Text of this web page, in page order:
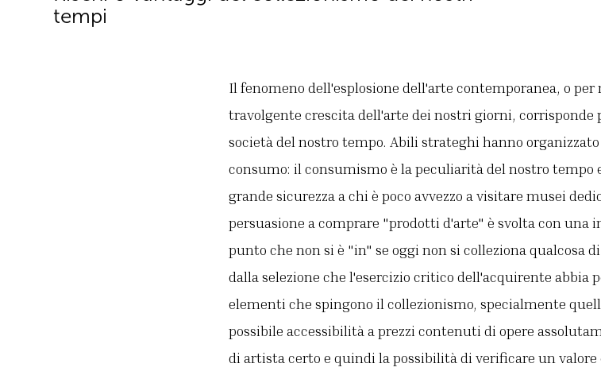
tempi
Il fenomeno dell'esplosione dell'arte contemporanea, o
travolgente crescita dell'arte dei nostri giorni, corrisponde
società del nostro tempo. Abili strateghi hanno
consumo: il consumismo è la peculiarità del nostro tempo
grande sicurezza a chi è poco avvezzo a visitare musei
persuasione a comprare "prodotti d'arte" è svolta con una
punto che non si è "in" se oggi non si colleziona qualcosa
dalla selezione che l'esercizio critico dell'acquirente abbia
elementi che spingono il collezionismo, specialmente
possibile accessibilità a prezzi contenuti di opere
di artista certo e quindi la possibilità di verificare un